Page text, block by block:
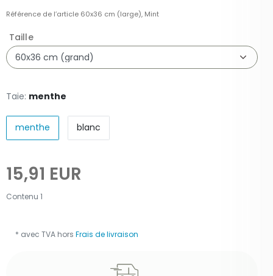
Référence de l’article 60x36 cm (large), Mint
Taille
Taie: menthe
menthe blanc
15,91 EUR
Contenu 1
* avec TVA hors Frais de livraison